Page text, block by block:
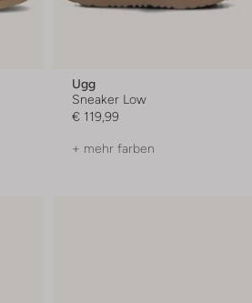
Ugg
Sneaker Low
€ 119,99
+ mehr farben